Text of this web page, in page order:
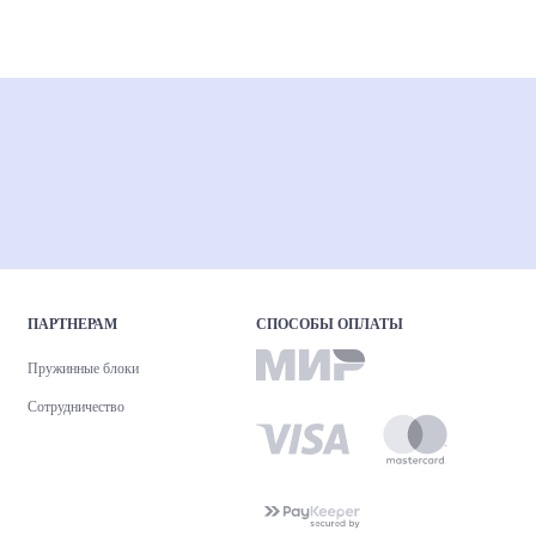
ПАРТНЕРАМ
Пружинные блоки
Сотрудничество
СПОСОБЫ ОПЛАТЫ